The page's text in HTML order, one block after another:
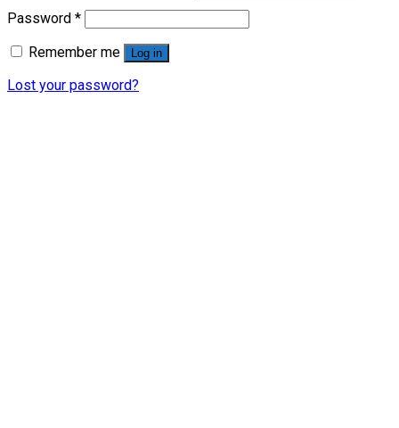
Password *
Remember me
Log in
Lost your password?